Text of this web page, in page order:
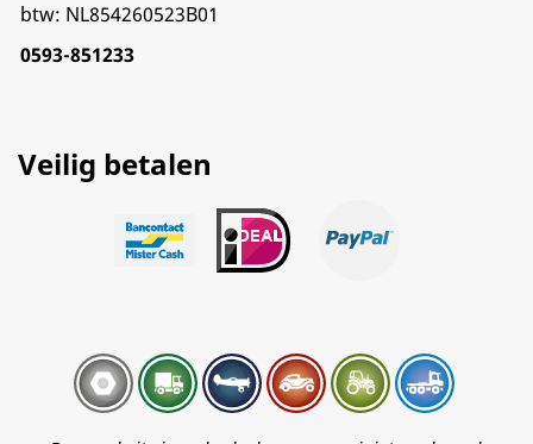
btw: NL854260523B01
0593-851233
Veilig betalen